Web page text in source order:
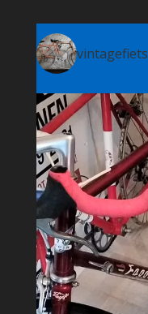
vintagefiets